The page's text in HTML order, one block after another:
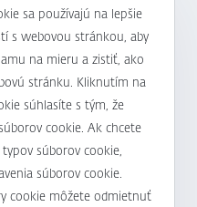
dostávajú do
zhodnocovaniu
opatrenia, ktoré
sa používajú na lepšie
s webovou stránkou, aby
na mieru a zistiť, ako
stránku. Kliknutím na
súhlasíte s tým, že
cookie. Ak chcete
súborov cookie,
súborov cookie.
cookie môžete odmietnuť